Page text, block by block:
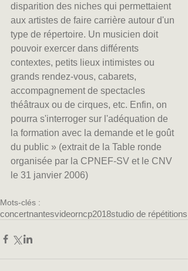
disparition des niches qui permettaient
aux artistes de faire carrière autour d'un
type de répertoire. Un musicien doit
pouvoir exercer dans différents
contextes, petits lieux intimistes ou
grands rendez-vous, cabarets,
accompagnement de spectacles
théâtraux ou de cirques, etc. Enfin, on
pourra s'interroger sur l'adéquation de
la formation avec la demande et le goût
du public » (extrait de la Table ronde
organisée par la CPNEF-SV et le CNV
le 31 janvier 2006)
Mots-clés :
concertnantesvideorncp2018studio de répétitions